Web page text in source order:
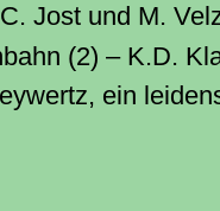
Jost und M.
(2) – K.D.
ein